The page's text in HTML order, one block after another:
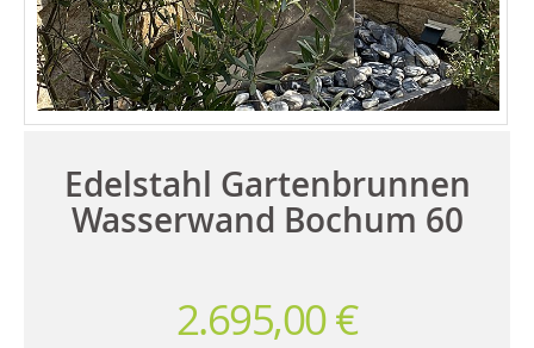
Edelstahl Gartenbrunnen
Wasserwand Bochum 60
2.695,00 €